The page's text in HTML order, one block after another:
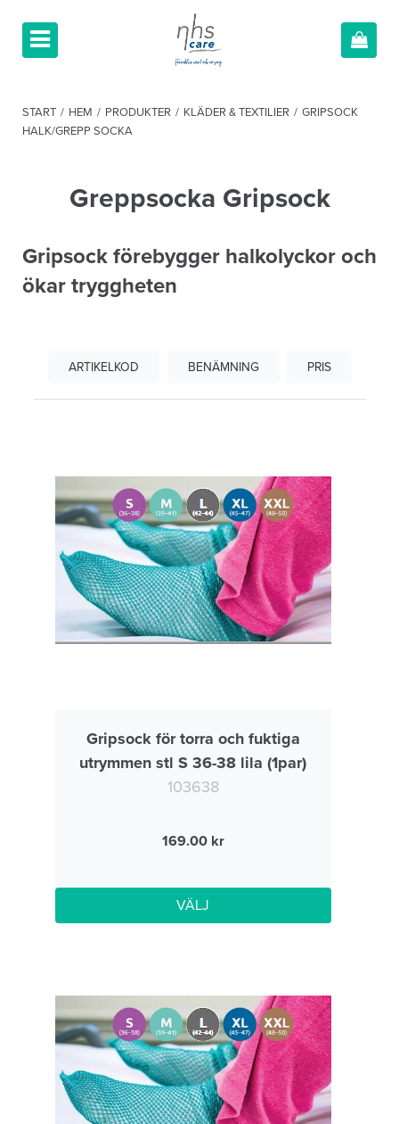
START / HEM / PRODUKTER / KLÄDER & TEXTILIER / GRIPSOCK
HALK/GREPP SOCKA
Greppsocka Gripsock
Gripsock förebygger halkolyckor och
ökar tryggheten
ARTIKELKOD BENÄMNING PRIS
Gripsock för torra och fuktiga
utrymmen stl S 36-38 lila (1par)
103638
169.00
VÄLJ